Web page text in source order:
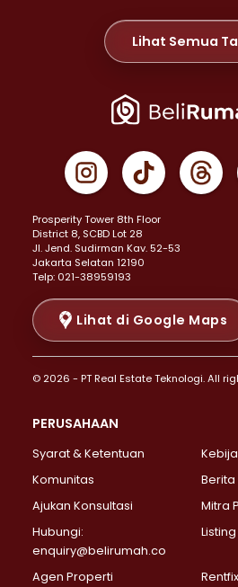
Properti Dijual di Meruya >
Properti Dijual di Jelambar >
Properti Dijual di Jakarta
Properti Dijual di Gambir >
Properti Dijual di Johar Baru >
Properti Dijual di Menteng >
Properti Dijual di Senen >
Properti Dijual di Tanah Abang >
Properti Dijual di Cikini >
Properti Dijual di Kramat >
Properti Dijual di Pasar Baru >
Properti Dijual di Bendungan Hilir >
Properti Dijual di Jakarta
Properti Dijual di Lebak Bulus >
Properti Dijual di Gandaria Selatan
Properti Dijual di Pondok Labu >
Properti Dijual di Lenteng Agung >
Properti Dijual di Senayan >
Properti Dijual di Pondok Pinang >
Lihat Semua
Prosperity Tower 8th Floor
District 8, SCBD Lot 28
JI. Jend. Sudirman Kav. 52-53
Jakarta Selatan 12190
Telp: 021-38959193
Lihat di Google Maps
© 2026 - PT Real Estate Teknologi. All
PERUSAHAAN
Syarat & Ketentuan
Komunitas
Berita
Ajukan Konsultasi
Mitra
Hubungi:
enquiry@belirumah.co
Agen Properti